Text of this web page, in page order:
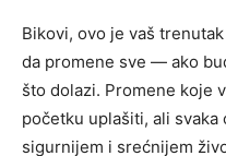
Bikovi, ovo je vaš
da promene sve — ako
što dolazi. Promene koje
početku uplašiti, ali
sigurnijem i srećnijem